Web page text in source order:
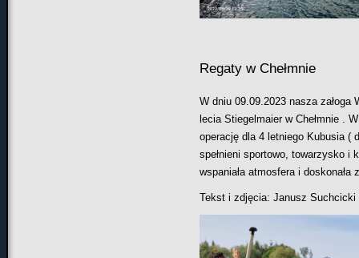
Regaty w Chełmnie
W dniu 09.09.2023 nasza załoga
lecia Stiegelmaier w Chełmnie .
operację dla 4 letniego Kubusia (
spełnieni sportowo, towarzysko i
wspaniała atmosfera i doskonała
Tekst i zdjęcia: Janusz Suchcicki